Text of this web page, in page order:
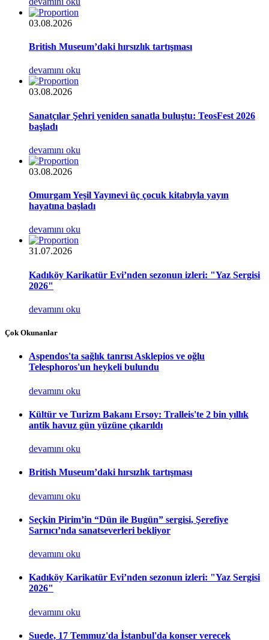
03.08.2026
British Museum’daki hırsızlık tartışması
devamını oku
03.08.2026
Sanatçılar Şehri yeniden sanatla buluştu: TeosFest 2026
başladı
devamını oku
03.08.2026
Omurgam Yeşil Yayınevi üç çocuk kitabıyla yayın
hayatına başladı
devamını oku
31.07.2026
Kadıköy Karikatür Evi’nden sezonun izleri: "Yaz Sergisi
2026"
devamını oku
Çok Okunanlar
Aspendos'ta sağlık tanrısı Asklepios ve oğlu
Telesphoros'un heykeli bulundu
devamını oku
Kültür ve Turizm Bakanı Ersoy: Tralleis'te 2 bin yıllık
antik havuz gün yüzüne çıkarıldı
devamını oku
British Museum’daki hırsızlık tartışması
devamını oku
Seçkin Pirim’in “Dün ile Bugün” sergisi, Şerefiye
Sarnıcı’nda sanatseverleri bekliyor
devamını oku
Kadıköy Karikatür Evi’nden sezonun izleri: "Yaz Sergisi
2026"
devamını oku
Suede, 17 Temmuz'da İstanbul'da konser verecek